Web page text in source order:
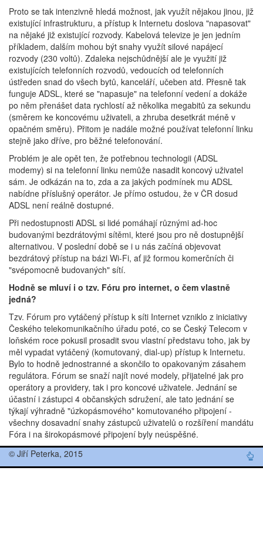
Proto se tak intenzivně hledá možnost, jak využít nějakou jinou, již
existující infrastrukturu, a přístup k Internetu doslova "napasovat"
na nějaké již existující rozvody. Kabelová televize je jen jedním
příkladem, dalším mohou být snahy využít silové napájecí
rozvody (230 voltů). Zdaleka nejschůdnější ale je využití již
existujících telefonních rozvodů, vedoucích od telefonních
ústředen snad do všech bytů, kanceláří, učeben atd. Přesně tak
funguje ADSL, které se "napasuje" na telefonní vedení a dokáže
po něm přenášet data rychlostí až několika megabitů za sekundu
(směrem ke koncovému uživateli, a zhruba desetkrát méně v
opačném směru). Přitom je nadále možné používat telefonní linku
stejně jako dříve, pro běžné telefonování.
Problém je ale opět ten, že potřebnou technologii (ADSL
modemy) si na telefonní linku nemůže nasadit koncový uživatel
sám. Je odkázán na to, zda a za jakých podmínek mu ADSL
nabídne příslušný operátor. Je přímo ostudou, že v ČR dosud
ADSL není reálně dostupné.
Při nedostupnosti ADSL si lidé pomáhají různými ad-hoc
budovanými bezdrátovými sítěmi, které jsou pro ně dostupnější
alternativou. V poslední době se i u nás začíná objevovat
bezdrátový přístup na bázi Wi-Fi, ať již formou komerčních či
"svépomocně budovaných" sítí.
Hodně se mluví i o tzv. Fóru pro internet, o čem vlastně
jedná?
Tzv. Fórum pro vytáčený přístup k síti Internet vzniklo z iniciativy
Českého telekomunikačního úřadu poté, co se Český Telecom v
loňském roce pokusil prosadit svou vlastní představu toho, jak by
měl vypadat vytáčený (komutovaný, dial-up) přístup k Internetu.
Bylo to hodně jednostranné a skončilo to opakovaným zásahem
regulátora. Fórum se snaží najít nové modely, přijatelné jak pro
operátory a providery, tak i pro koncové uživatele. Jednání se
účastní i zástupci 4 občanských sdružení, ale tato jednání se
týkají výhradně "úzkopásmového" komutovaného připojení -
všechny dosavadní snahy zástupců uživatelů o rozšíření mandátu
Fóra i na širokopásmové připojení byly neúspěšné.
© Jiří Peterka, 2015